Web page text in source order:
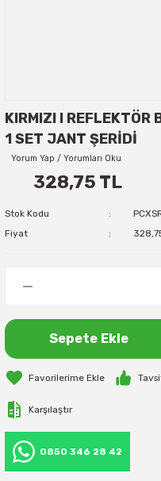
KIRMIZI I REFLEKTÖR
1 SET JANT ŞERİDİ
Yorum Yap / Yorumları Oku
328,75 TL
Stok Kodu
Fiyat
Sepete Ekle
Karşılaştır
0850 346 28 42